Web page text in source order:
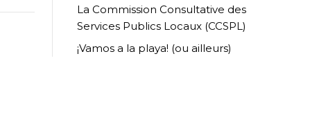
La Commission Consultative des
Services Publics Locaux (CCSPL)
¡Vamos a la playa! (ou ailleurs)